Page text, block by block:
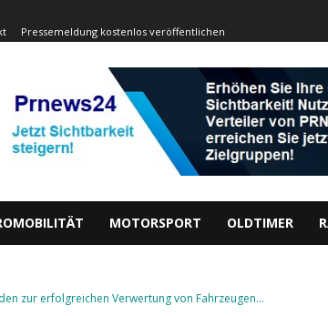
Pressemeldung kostenlos veröffentlichen
MOTORSPORT OLDTIMER
zur erfolgreichen Verwertung von Fahrzeugen...